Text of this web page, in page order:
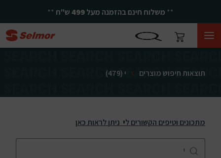
** משלוח חינם בהזמנה מעל499ש"ח **
תוצאות חיפוש מוצרים י (479)
מתכונים וטיפים הקשורים לי ניתן לראות כאן